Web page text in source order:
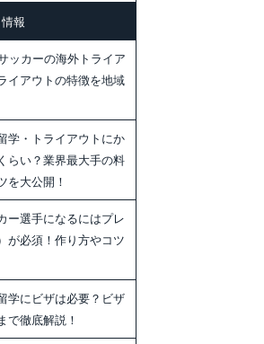
報
ッカーの海外トライア
イアウトの特徴を地域
学・トライアウトにか
らい？業界最大手の料
を大公開！
ー選手になるにはプレ
が必須！作り方やコツ
学にビザは必要？ビザ
で徹底解説！